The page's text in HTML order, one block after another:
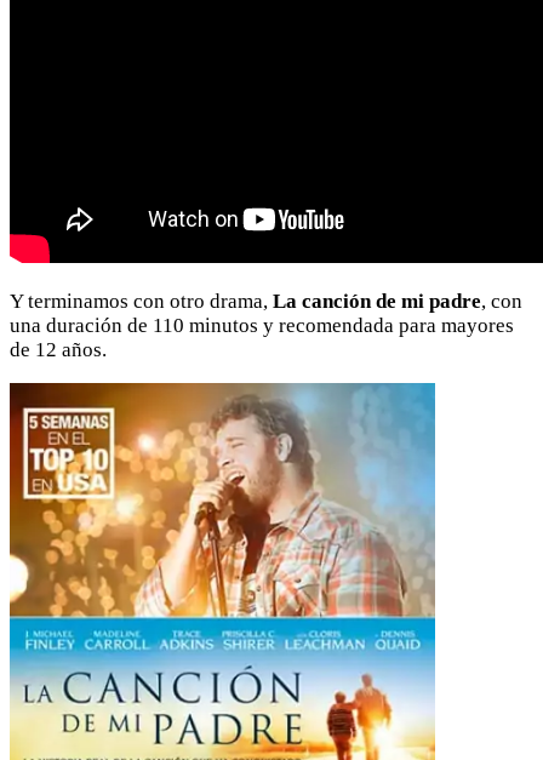
Y terminamos con otro drama, La canción de mi padre, con
una duración de 110 minutos y recomendada para mayores
de 12 años.